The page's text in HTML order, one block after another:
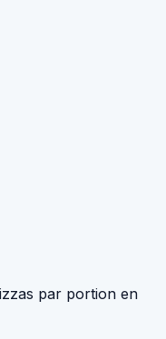
par portion en